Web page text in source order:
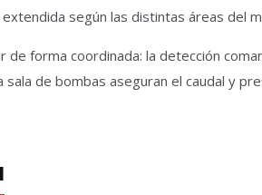
según las distintas áreas del
de forma coordinada: la detección
de bombas aseguran el caudal y